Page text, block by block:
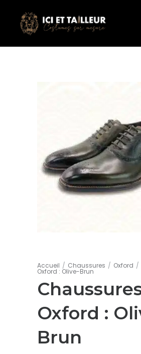
Accueil / Chaussures / Oxford /
Oxford : Olive-Brun
Oxford :
Brun